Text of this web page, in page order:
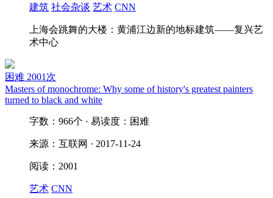
建筑 社会杂谈 艺术 CNN
上海会跳舞的大楼：黄浦江边新的地标建筑——复兴艺
术中心
困难 2001次
Masters of monochrome: Why some of history's greatest painters
turned to black and white
字数：966个 · 易读度：困难
来源：互联网 · 2017-11-24
阅读：2001
艺术 CNN